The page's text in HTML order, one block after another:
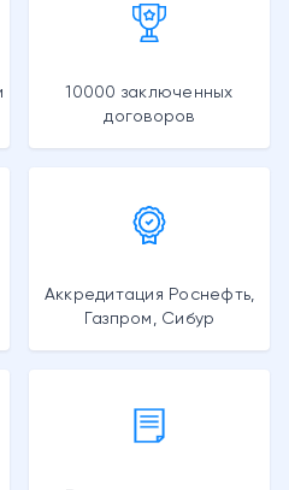
10000 заключенных
договоров
Аккредитация Роснефть,
Газпром, Сибур